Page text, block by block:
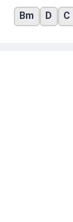
C
D
Bm